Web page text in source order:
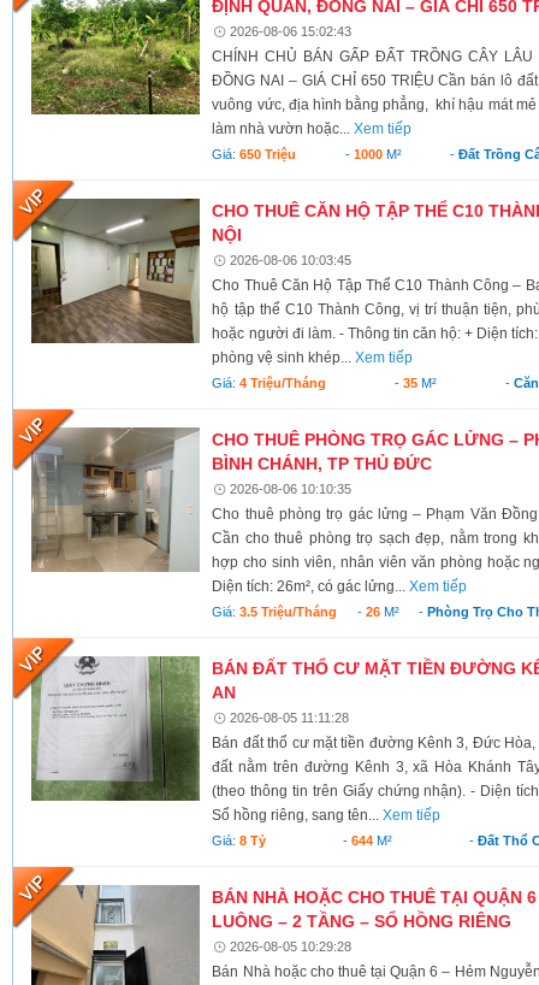
ĐỊNH QUÁN, ĐỒNG NAI – GIÁ CHỈ 650
2026-08-06 15:02:43
CHÍNH CHỦ BÁN GẤP ĐẤT TRỒNG CÂY LÂU
ĐỒNG NAI – GIÁ CHỈ 650 TRIỆU Cần bán lô
vuông vức, địa hình bằng phẳng, khí hậu mát
làm nhà vườn hoặc...Xem tiếp
Giá:650 Triệu - 1000M² -Đất Trồng
CHO THUÊ CĂN HỘ TẬP THỂ C10
NỘI
2026-08-06 10:03:45
Cho Thuê Căn Hộ Tập Thể C10 Thành Công –
hộ tập thể C10 Thành Công, vị trí thuận tiện,
hoặc người đi làm. - Thông tin căn hộ: + Diện
phòng vệ sinh khép...Xem tiếp
Giá:4 Triệu/tháng -35 M² -
CHO THUÊ PHÒNG TRỌ GÁC LỬNG –
BÌNH CHÁNH, TP THỦ ĐỨC
2026-08-06 10:10:35
Cho thuê phòng trọ gác lửng – Phạm Văn
Cần cho thuê phòng trọ sạch đẹp, nằm trong
hợp cho sinh viên, nhân viên văn phòng hoặc
Diện tích: 26m², có gác lửng...Xem tiếp
Giá:3.5 Triệu/tháng - 26M² -Phòng Trọ Cho
BÁN ĐẤT THỔ CƯ MẶT TIỀN ĐƯỜNG
AN
2026-08-05 11:11:28
Bán đất thổ cư mặt tiền đường Kênh 3, Đức
đất nằm trên đường Kênh 3, xã Hòa Khánh
(theo thông tin trên Giấy chứng nhận). - Diện
Sổ hồng riêng, sang tên...Xem tiếp
Giá:8 Tỷ -644 M² - Đất Thổ
BÁN NHÀ HOẶC CHO THUÊ TẠI QUẬN
LUÔNG – 2 TẦNG – SỔ HỒNG RIÊNG
2026-08-05 10:29:28
Bán Nhà hoặc cho thuê tại Quận 6 – Hẻm